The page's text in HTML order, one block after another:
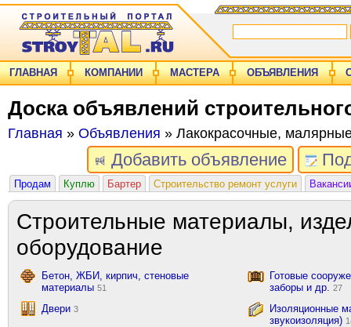
ГЛАВНАЯ КОМПАНИИ МАСТЕРА ОБЪЯВЛЕНИЯ
Доска объявлений
Главная » Объявления » Лакокрасочные,
Добавить объявление
Продам Куплю Бартер Строительство ремонт услуги
Строительные материалы,
оборудование
Бетон, ЖБИ, кирпич, стеновые
материалы 51
Готовые
заборы и др.
27
Двери 3
Изоляционные
звукоизоляция)